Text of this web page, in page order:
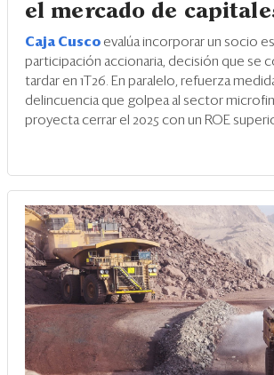
el mercado de
Caja Cusco evalúa incorporar un socio
participación accionaria, decisión que se
tardar en 1T26. En paralelo, refuerza
delincuencia que golpea al sector
proyecta cerrar el 2025 con un ROE